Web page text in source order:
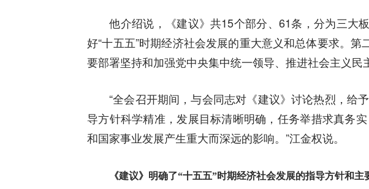
他介绍说，《建议》共15个部分、61条，分为三大板
好“十五五”时期经济社会发展的重大意义和总体要求。
要部署坚持和加强党中央集中统一领导、推进社会主义民
“全会召开期间，与会同志对《建议》讨论热烈，给
导方针科学精准，发展目标清晰明确，任务举措求真务
和国家事业发展产生重大而深远的影响。”江金权说。
《建议》明确了“十五五”时期经济社会发展的指导方针和主